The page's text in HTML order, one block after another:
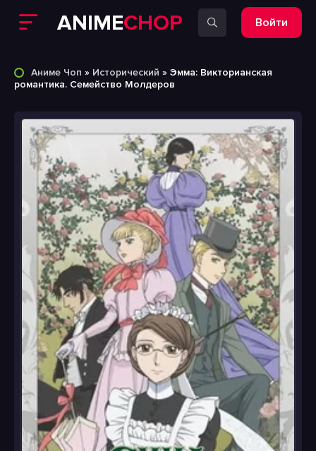
ANIMECHOP Войти
Аниме Чоп » Исторический » Эмма: Викторианская
романтика. Семейство Молдеров